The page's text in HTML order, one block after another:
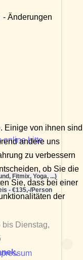
Änderungen
online bitte
Fitmix, Yoga, ...)
- €135,-/Person
bis Dienstag,
Einige von ihnen sind
andere uns
zu verbessern
ob Sie die
Sie, dass bei einer
der